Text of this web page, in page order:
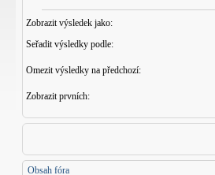
Zobrazit výsledek jako:
Seřadit výsledky podle:
Omezit výsledky na předchozí:
Zobrazit prvních:
Obsah fóra